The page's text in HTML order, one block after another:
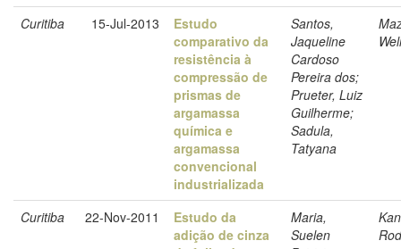
Curitiba 15-Jul-2013
Estudo
comparativo da
resistência à
compressão de
prismas de
argamassa
química e
argamassa
convencional
industrializada
Santos,
Jaqueline
Cardoso
Pereira dos;
Prueter, Luiz
Guilherme;
Sadula,
Tatyana
Curitiba 22-Nov-2011
Estudo da
adição de cinza
Maria,
Suelen